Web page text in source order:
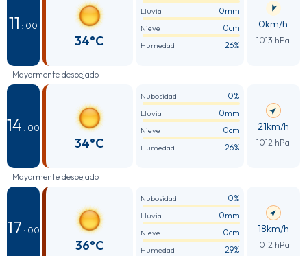
11 : 00
34°C
Lluvia 0mm
Nieve 0cm
Humedad 26%
0km/h
1013 hPa
Mayormente despejado
14 : 00
34°C
Nubosidad 0%
Lluvia 0mm
Nieve 0cm
Humedad 26%
21km/h
1012 hPa
Mayormente despejado
17 : 00
36°C
Nubosidad 0%
Lluvia 0mm
Nieve 0cm
Humedad 29%
18km/h
1012 hPa